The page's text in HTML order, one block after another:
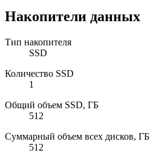
Накопители данных
Тип накопителя
SSD
Количество SSD
1
Общий объем SSD, ГБ
512
Суммарный объем всех дисков, ГБ
512